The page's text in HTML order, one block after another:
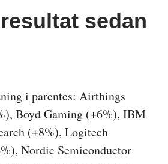
sedan
i parentes: Airthings
Boyd Gaming (+6%), IBM
(+8%), Logitech
Nordic Semiconductor